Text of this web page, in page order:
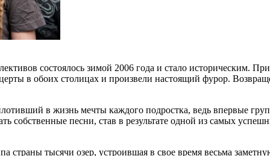
состоялось зимой 2006 года и стало историческим.
в обоих столицах и произвели настоящий фурор.
в жизнь мечты каждого подростка, ведь впервые
собственные песни, став в результате одной из самых
страны тысячи озер, устроившая в свое время весьма